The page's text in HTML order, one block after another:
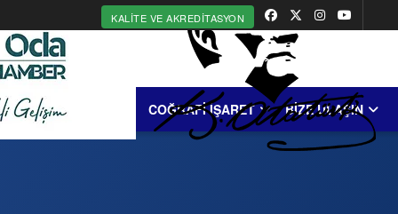
KALITE VE AKREDITASYON
COĞRAFİ İŞARET BİZE ULAŞIN